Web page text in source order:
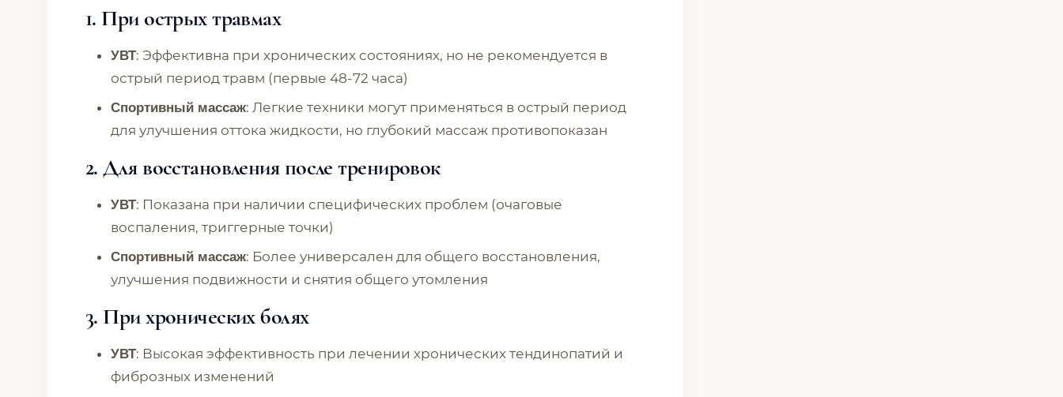
1. При острых травмах
УВТ: Эффективна при хронических состояниях, но не рекомендуется в
острый период травм (первые 48-72 часа)
Спортивный массаж: Легкие техники могут применяться в острый период
для улучшения оттока жидкости, но глубокий массаж противопоказан
2.Для восстановления после тренировок
УВТ: Показана при наличии специфических проблем (очаговые
воспаления, триггерные точки)
Спортивный массаж: Более универсален для общего восстановления,
улучшения подвижности и снятия общего утомления
3. При хронических болях
УВТ: Высокая эффективность при лечении хронических тендинопатий и
фиброзных изменений